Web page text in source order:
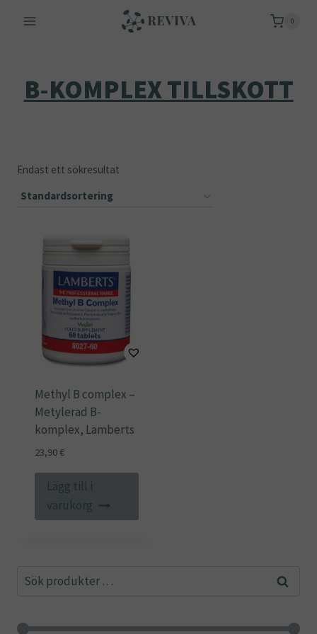
0
B-KOMPLEX TILLSKOTT
Endast ett sökresultat
Methyl B complex –
Metylerad B-
komplex, Lamberts
23,90€
Lägg till i
varukorg
Sök
Sök